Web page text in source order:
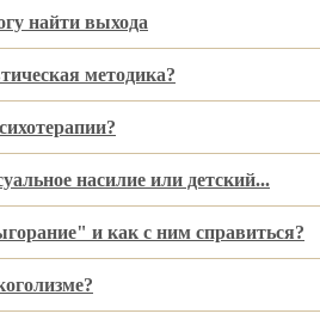
найти выхода
методика?
насилие или детский...
и как с ним справиться?